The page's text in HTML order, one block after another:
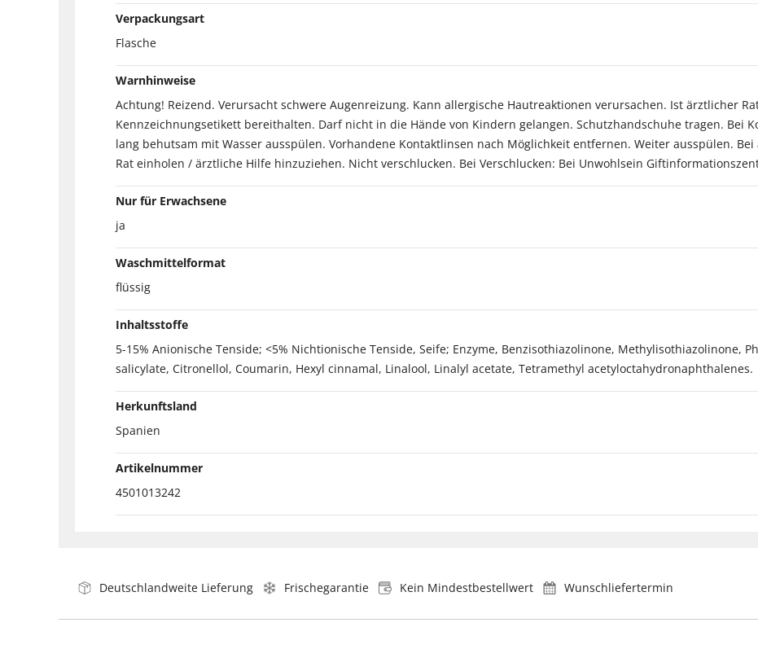
Verpackungsart
Flasche
Warnhinweise
Achtung! Reizend. Verursacht schwere Augenreizung. Kann allergische Hautreaktionen verursachen. Ist ärztlicher
Kennzeichnungsetikett bereithalten. Darf nicht in die Hände von Kindern gelangen. Schutzhandschuhe tragen. Bei
lang behutsam mit Wasser ausspülen. Vorhandene Kontaktlinsen nach Möglichkeit entfernen. Weiter ausspülen.
Rat einholen / ärztliche Hilfe hinzuziehen. Nicht verschlucken. Bei Verschlucken: Bei Unwohlsein
Nur für Erwachsene
ja
Waschmittelformat
flüssig
Inhaltsstoffe
5-15% Anionische Tenside; <5% Nichtionische Tenside, Seife; Enzyme, Benzisothiazolinone, Methylisothiazolinone,
salicylate, Citronellol, Coumarin, Hexyl cinnamal, Linalool, Linalyl acetate, Tetramethyl acetyloctahydronaphthalenes.
Herkunftsland
Spanien
Artikelnummer
4501013242
Deutschlandweite Lieferung Frischegarantie Kein Mindestbestellwert Wunschliefertermin